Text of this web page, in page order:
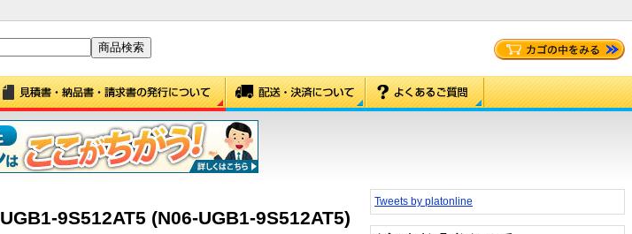
9S512AT5 (N06-UGB1-9S512AT5)
Tweets by platonline